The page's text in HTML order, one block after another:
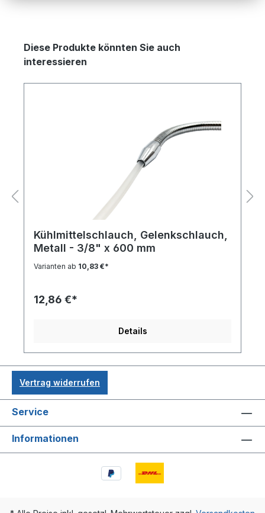
Produktgalerie überspringen
Diese Produkte könnten Sie auch
interessieren
Kühlmittelschlauch, Gelenkschlauch,
Metall - 3/8" x 600 mm
Varianten ab 10,83 €*
12,86 €*
Details
Vertrag widerrufen
Service
Informationen